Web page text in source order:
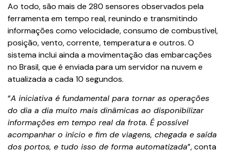
Ao todo, são mais de 280 sensores observados pela
ferramenta em tempo real, reunindo e transmitindo
informações como velocidade, consumo de combustível,
posição, vento, corrente, temperatura e outros. O
sistema inclui ainda a movimentação das embarcações
no Brasil, que é enviada para um servidor na nuvem e
atualizada a cada 10 segundos.
“A iniciativa é fundamental para tornar as operações
do dia a dia muito mais dinâmicas ao disponibilizar
informações em tempo real da frota. É possível
acompanhar o início e fim de viagens, chegada e saída
dos portos, e tudo isso de forma automatizada”, conta